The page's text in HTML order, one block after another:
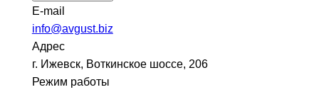
E-mail
info@avgust.biz
Адрес
г. Ижевск, Воткинское шоссе, 206
Режим работы